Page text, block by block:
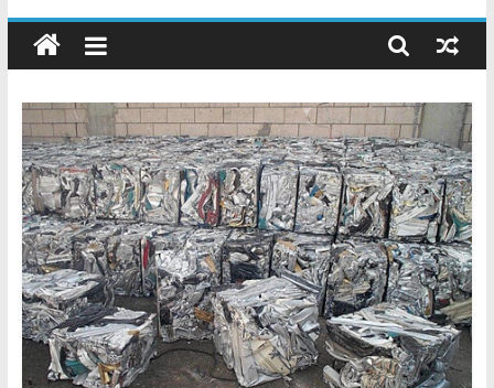
Chatarreros
–
Precio
de
Chatarra
Directorio
de
Chatarreros